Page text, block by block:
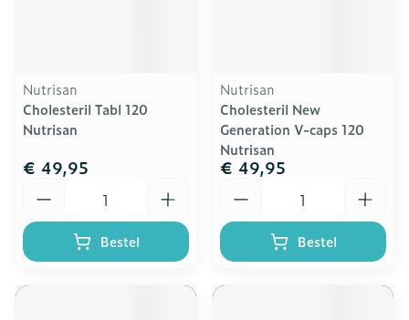
Nutrisan
Cholesteril Tabl 120
Nutrisan
€ 49,95
Bestel
Nutrisan
Cholesteril New
Generation V-caps 120
Nutrisan
€ 49,95
Bestel